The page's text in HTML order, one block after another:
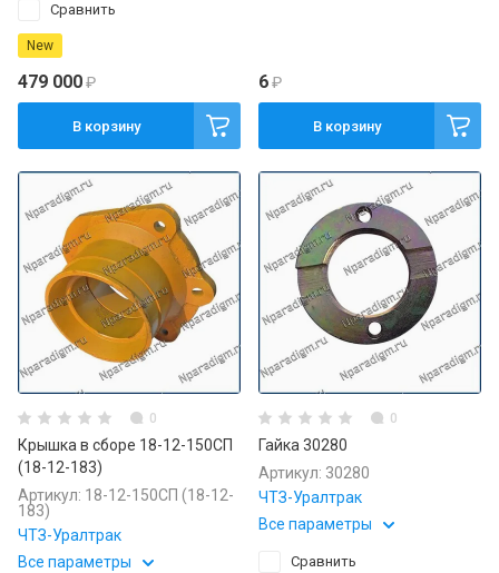
Сравнить
New
479 000₽
В корзину
6₽
В корзину
0
Крышка в сборе 18-12-150СП
(18-12-183)
Артикул: 18-12-150СП (18-12-
183)
ЧТЗ-Уралтрак
Все параметры
0
Гайка 30280
Артикул: 30280
ЧТЗ-Уралтрак
Все параметры
Сравнить